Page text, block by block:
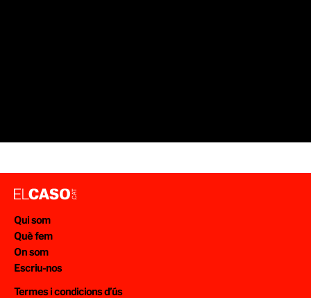
Qui som
Què fem
On som
Escriu-nos
Termes i condicions d’ús